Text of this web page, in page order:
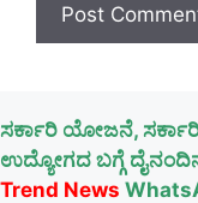
ಸರ್ಕಾರಿ ಯೋಜನೆ,
ಉದ್ಯೋಗದ ಬಗ್ಗೆ
Trend News